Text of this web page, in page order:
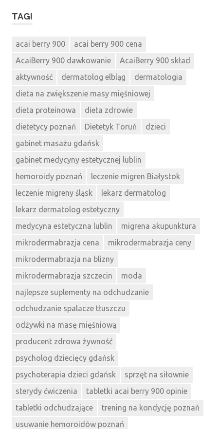
TAGI
acai berry 900
acai berry 900 cena
AcaiBerry 900 dawkowanie
AcaiBerry 900 skład
aktywność
dermatolog elbląg
dermatologia
dieta na zwiększenie masy mięśniowej
dieta proteinowa
dieta zdrowie
dietetycy poznań
Dietetyk Toruń
dzieci
gabinet masażu gdańsk
gabinet medycyny estetycznej lublin
hemoroidy poznań
leczenie migren Białystok
leczenie migreny śląsk
lekarz dermatolog
lekarz dermatolog estetyczny
medycyna estetyczna lublin
migrena akupunktura
mikrodermabrazja cena
mikrodermabrazja ceny
mikrodermabrazja na blizny
mikrodermabrazja szczecin
moda
najlepsze suplementy na odchudzanie
odchudzanie spalacze tłuszczu
odżywki na masę mięśniową
producent zdrowa żywność
psycholog dziecięcy gdańsk
psychoterapia dzieci gdańsk
sprzęt na siłownie
sterydy ćwiczenia
tabletki acai berry 900 opinie
tabletki odchudzające
trening na kondycję poznań
usuwanie hemoroidów poznań